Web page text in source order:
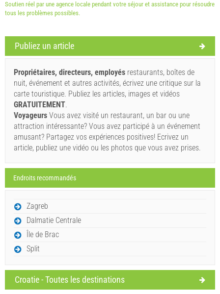
Réservez et attendez la confirmation
Si vous ne souhaitez pas réserver immédiatement et que
vous avez d'autres questions, veuillez les remplir et
cliquer sur "Envoyez une demande".
Soutien réel par une agence locale pendant votre séjour et assistance pour résoudre
tous les problèmes possibles.
Publiez un article
Propriétaires, directeurs, employés restaurants, boîtes de
nuit, événement et autres activités, écrivez une critique sur la
carte touristique. Publiez les articles, images et vidéos
GRATUITEMENT.
Voyageurs Vous avez visité un restaurant, un bar ou une
attraction intéressante? Vous avez participé à un événement
amusant? Partagez vos expériences positives! Ecrivez un
article, publiez une vidéo ou les photos que vous avez prises.
Endroits recommandés
Zagreb
Dalmatie Centrale
Île de Brac
Split
Croatie - Toutes les destinations